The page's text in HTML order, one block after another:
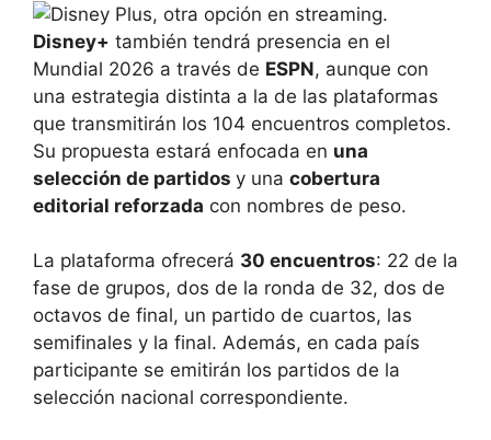
Disney+ también tendrá presencia en el
Mundial 2026 a través de ESPN, aunque con
una estrategia distinta a la de las plataformas
que transmitirán los 104 encuentros completos.
Su propuesta estará enfocada en una
selección de partidos y una cobertura
editorial reforzada con nombres de peso.
La plataforma ofrecerá 30 encuentros: 22 de la
fase de grupos, dos de la ronda de 32, dos de
octavos de final, un partido de cuartos, las
semifinales y la final. Además, en cada país
participante se emitirán los partidos de la
selección nacional correspondiente.